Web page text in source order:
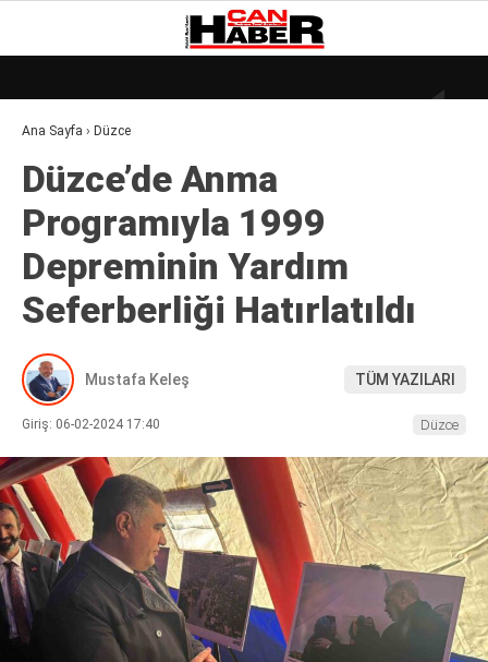
18.6°
GALERİ
DÜNYA
EKONOMI
GÜNDEM
KÜLÜR – SANAT
MAGAZIN
SAĞLIK
ASAYIŞ
DIĞER
Ana Sayfa › Düzce
Düzce’de Anma
Programıyla 1999
Depreminin Yardım
Seferberliği Hatırlatıldı
Mustafa Keleş TÜM YAZILARI
Giriş: 06-02-2024 17:40 Düzce